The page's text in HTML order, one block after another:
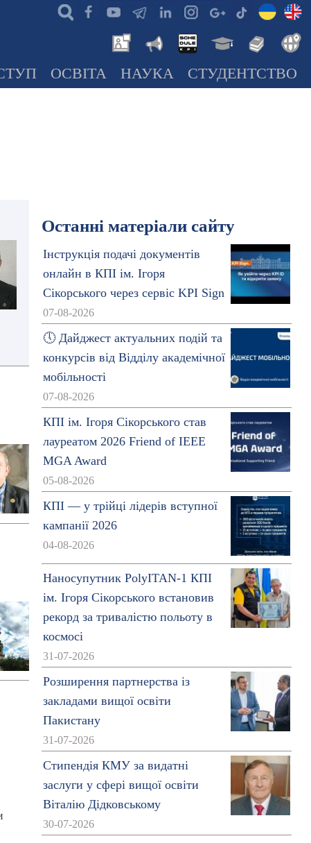
ОСВІТА НАУКА СТУДЕНТСТВО
Останні матеріали сайту
Інструкція подачі документів
онлайн в КПІ ім. Ігоря
Сікорського через сервіс KPI Sign
07-08-2026
🕔 Дайджест актуальних подій та
конкурсів від Відділу академічної
мобільності
07-08-2026
КПІ ім. Ігоря Сікорського став
лауреатом 2026 Friend of IEEE
MGA Award
05-08-2026
КПІ — у трійці лідерів вступної
кампанії 2026
04-08-2026
Наносупутник PolyITAN-1 КПІ
ім. Ігоря Сікорського встановив
рекорд за тривалістю польоту в
космосі
31-07-2026
Розширення партнерства із
закладами вищої освіти
Пакистану
31-07-2026
Стипендія КМУ за видатні
заслуги у сфері вищої освіти
Віталію Дідковському
30-07-2026